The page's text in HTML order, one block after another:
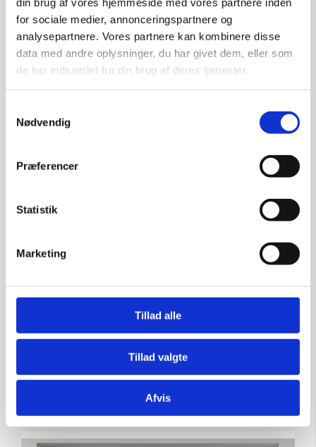
for sociale medier, annonceringspartnere og
analysepartnere. Vores partnere kan kombinere disse
data med andre oplysninger, du har givet dem, eller som
de har indsamlet fra din brug af deres tjenester.
Nødvendig
Præferencer
Statistik
Marketing
Tillad alle
Tillad valgte
Afvis
Tilføj til kurv